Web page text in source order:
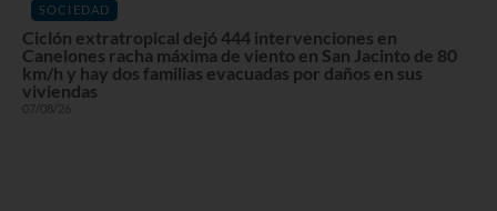
SOCIEDAD
Ciclón extratropical dejó 444 intervenciones en
Canelones racha máxima de viento en San Jacinto de 80
km/h y hay dos familias evacuadas por daños en sus
viviendas
07/08/26